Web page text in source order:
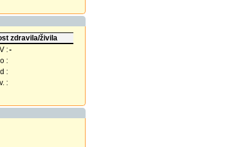
zdravila/živila
:-
:
:
: